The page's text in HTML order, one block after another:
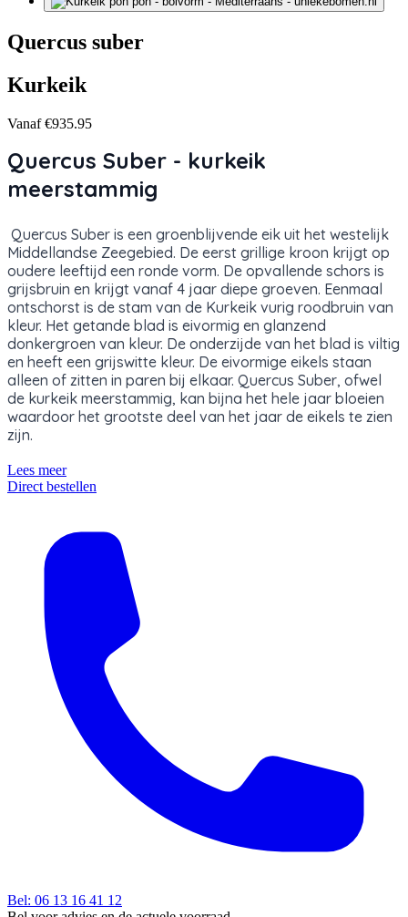
Quercus suber
Kurkeik
Vanaf €935.95
Quercus Suber - kurkeik
meerstammig
Quercus Suber is een groenblijvende eik uit het westelijk
Middellandse Zeegebied. De eerst grillige kroon krijgt op
oudere leeftijd een ronde vorm. De opvallende schors is
grijsbruin en krijgt vanaf 4 jaar diepe groeven. Eenmaal
ontschorst is de stam van de Kurkeik vurig roodbruin van
kleur. Het getande blad is eivormig en glanzend
donkergroen van kleur. De onderzijde van het blad is viltig
en heeft een grijswitte kleur. De eivormige eikels staan
alleen of zitten in paren bij elkaar. Quercus Suber, ofwel
de kurkeik meerstammig, kan bijna het hele jaar bloeien
waardoor het grootste deel van het jaar de eikels te zien
zijn.
Lees meer
Direct bestellen
Bel: 06 13 16 41 12